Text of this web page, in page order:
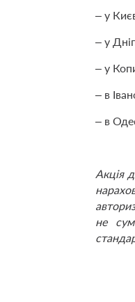
– у
– у
– у
– в
– в
Акція
не